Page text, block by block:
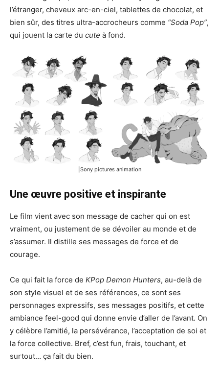
l’étranger, cheveux arc-en-ciel, tablettes de chocolat, et
bien sûr, des titres ultra-accrocheurs comme “Soda Pop”,
qui jouent la carte du cute à fond.
|Sony pictures animation
Une œuvre positive et inspirante
Le film vient avec son message de cacher qui on est
vraiment, ou justement de se dévoiler au monde et de
s’assumer. Il distille ses messages de force et de
courage.
Ce qui fait la force de KPop Demon Hunters, au-delà de
son style visuel et de ses références, ce sont ses
personnages expressifs, ses messages positifs, et cette
ambiance feel-good qui donne envie d’aller de l’avant. On
y célèbre l’amitié, la persévérance, l’acceptation de soi et
la force collective. Bref, c’est fun, frais, touchant, et
surtout… ça fait du bien.